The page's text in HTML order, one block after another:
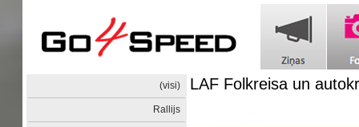
(visi)
Rallijs
LAF Folkreisa un